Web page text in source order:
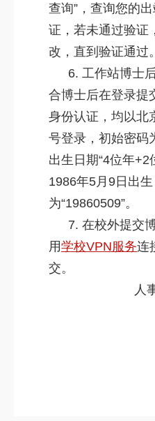
查询”，查询您的
证，若未通过验证
改，直到验证通过。
6. 工作站博士
合博士后在登录提
身份认证，均以北
号登录，初始密码
出生日期“4位年+2
1986年5月9日出
为“19860509”。
7. 在校外提交
用学校VPN服务连
交。
人